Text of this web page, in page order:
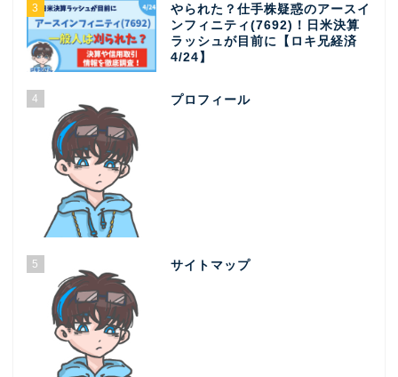
3
やられた？仕手株疑惑のアースイ
ンフィニティ(7692)！日米決算
ラッシュが目前に【ロキ兄経済
4/24】
4 プロフィール
5 サイトマップ